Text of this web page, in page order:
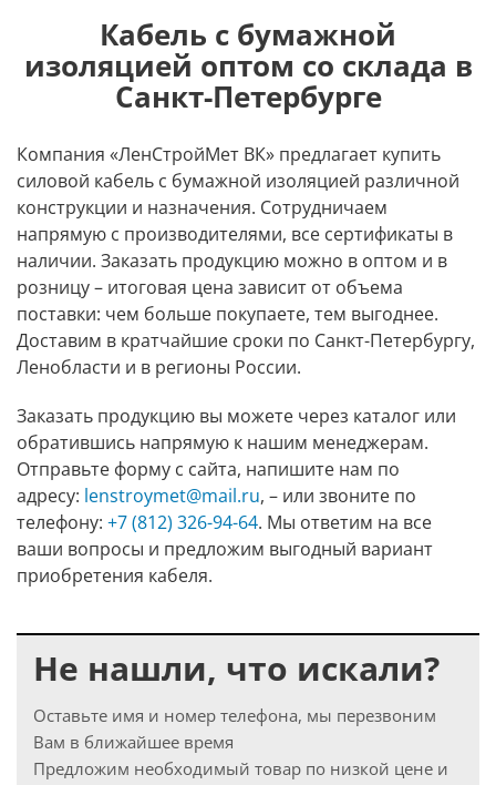
Кабель с бумажной
изоляцией оптом со склада в
Санкт-Петербурге
Компания «ЛенСтройМет ВК» предлагает купить
силовой кабель с бумажной изоляцией различной
конструкции и назначения. Сотрудничаем
напрямую с производителями, все сертификаты в
наличии. Заказать продукцию можно в оптом и в
розницу – итоговая цена зависит от объема
поставки: чем больше покупаете, тем выгоднее.
Доставим в кратчайшие сроки по Санкт-Петербургу,
Ленобласти и в регионы России.
Заказать продукцию вы можете через каталог или
обратившись напрямую к нашим менеджерам.
Отправьте форму с сайта, напишите нам по
адресу: lenstroymet@mail.ru, – или звоните по
телефону: +7 (812) 326-94-64. Мы ответим на все
ваши вопросы и предложим выгодный вариант
приобретения кабеля.
Не нашли, что искали?
Оставьте имя и номер телефона, мы перезвоним
Вам в ближайшее время
Предложим необходимый товар по низкой цене и